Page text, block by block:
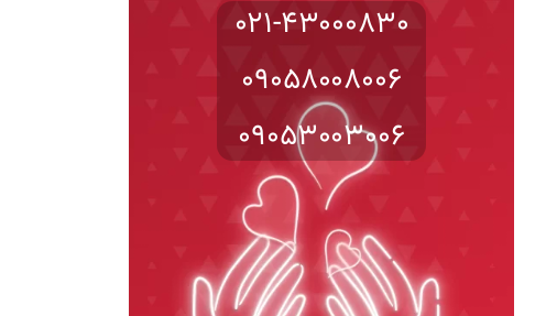
021-43000830
09058008006
09053003006